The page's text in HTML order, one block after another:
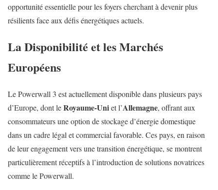
opportunité essentielle pour les foyers cherchant à devenir plus
résilients face aux défis énergétiques actuels.
La Disponibilité et les Marchés
Européens
Le Powerwall 3 est actuellement disponible dans plusieurs pays
d’Europe, dont leRoyaume-Uniet l’Allemagne, offrant aux
consommateurs une option de stockage d’énergie domestique
dans un cadre légal et commercial favorable. Ces pays, en raison
de leur engagement vers une transition énergétique, se montrent
particulièrement réceptifs à l’introduction de solutions novatrices
comme le Powerwall.